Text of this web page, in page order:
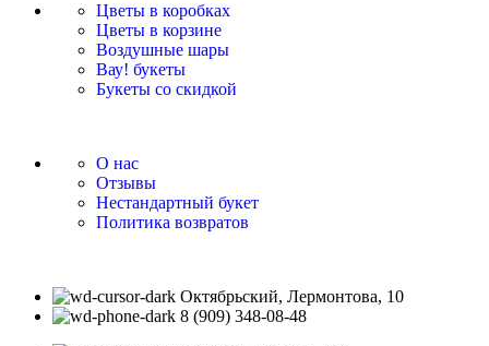
Цветы в коробках
Цветы в корзине
Воздушные шары
Вау! букеты
Букеты со скидкой
О нас
Отзывы
Нестандартный букет
Политика возвратов
Октябрьский, Лермонтова, 10
8 (909) 348-08-48